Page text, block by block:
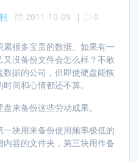
2011-10-09 | 0
很多宝贵的数据。如果有一
没备份文件会怎么样？不敢
据的公司，但即使硬盘能恢
间和心情都还不算。
来备份这些劳动成果。
块用来备份使用频率极低的
容的文件夹，第三块用作备